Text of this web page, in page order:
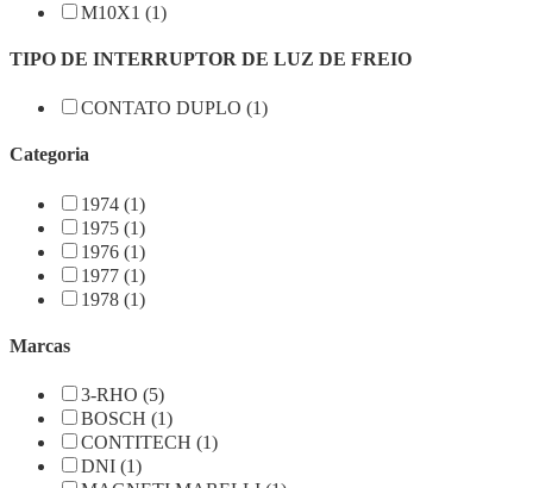
M10X1 (1)
TIPO DE INTERRUPTOR DE LUZ DE FREIO
CONTATO DUPLO (1)
Categoria
1974 (1)
1975 (1)
1976 (1)
1977 (1)
1978 (1)
Marcas
3-RHO (5)
BOSCH (1)
CONTITECH (1)
DNI (1)